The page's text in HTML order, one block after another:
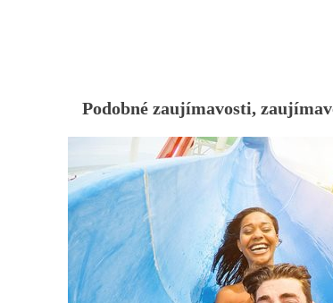
Podobné zaujímavosti,